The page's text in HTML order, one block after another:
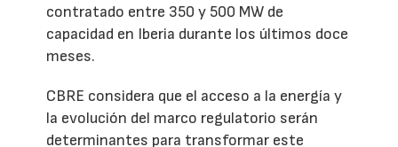
contratado entre 350 y 500 MW de
capacidad en Iberia durante los últimos doce
meses.
CBRE considera que el acceso a la energía y
la evolución del marco regulatorio serán
determinantes para transformar este